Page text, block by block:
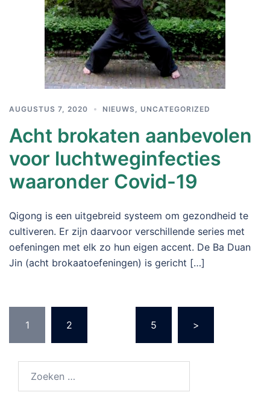
AUGUSTUS 7, 2020 NIEUWS UNCATEGORIZED
Acht brokaten aanbevolen
voor luchtweginfecties
waaronder Covid-19
Qigong is een uitgebreid systeem om gezondheid te
cultiveren. Er zijn daarvoor verschillende series met
oefeningen met elk zo hun eigen accent. De Ba Duan
Jin (acht brokaatoefeningen) is gericht […]
1 2 5 >